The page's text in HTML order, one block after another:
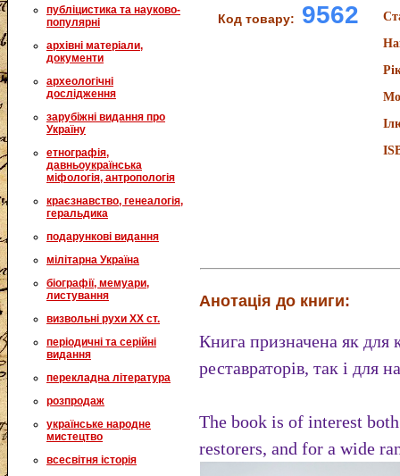
публіцистика та науково-
популярні
архівні матеріали,
документи
археологічні
дослідження
зарубіжні видання про
Україну
етнографія,
давньоукраїнська
міфологія, антропологія
краєзнавство, генеалогія,
геральдика
подарункові видання
мілітарна Україна
біографії, мемуари,
листування
визвольні рухи XX ст.
періодичні та серійні
видання
перекладна література
розпродаж
українське народне
мистецтво
всесвітня історія
Код товару: 9562
Анотація до книги:
Книга призначена як для
реставраторів, так і для
The book is of interest
restorers, and for a wide